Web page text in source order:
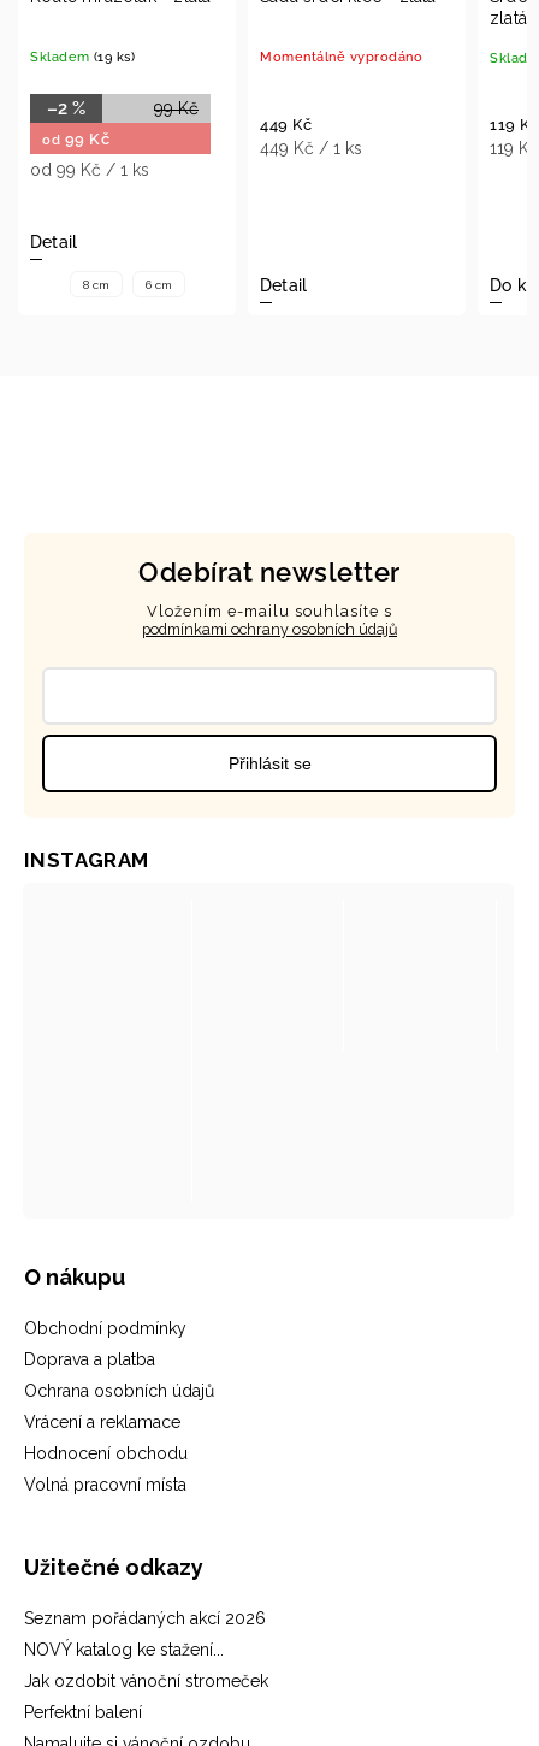
Skladem (19 ks)
99 Kč
–2 %
od 99 Kč
od 99 Kč / 1 ks
Detail
8 cm 6 cm
Momentálně vyprodáno
449 Kč
449 Kč / 1 ks
Detail
zlatá
119 Kč
119
Do
Odebírat newsletter
Vložením e-mailu souhlasíte s
podmínkami ochrany osobních údajů
Přihlásit se
O nákupu
Obchodní podmínky
Doprava a platba
Ochrana osobních údajů
Vrácení a reklamace
Hodnocení obchodu
Volná pracovní místa
Užitečné odkazy
Seznam pořádaných akcí 2026
NOVÝ katalog ke stažení...
Jak ozdobit vánoční stromeček
Perfektní balení
INSTAGRAM